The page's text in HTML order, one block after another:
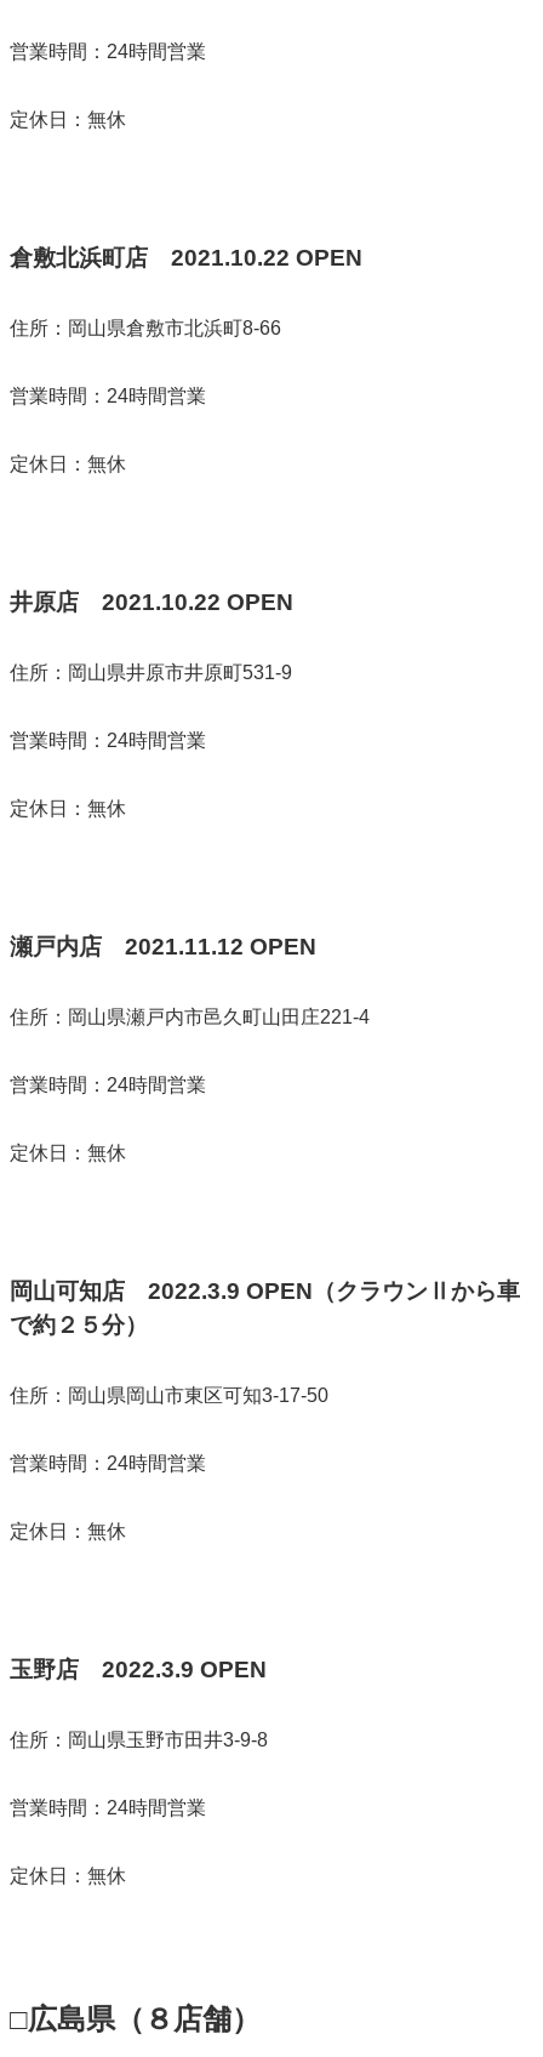
営業時間：24時間営業
定休日：無休
倉敷北浜町店 2021.10.22 OPEN
住所：岡山県倉敷市北浜町8-66
営業時間：24時間営業
定休日：無休
井原店 2021.10.22 OPEN
住所：岡山県井原市井原町531-9
営業時間：24時間営業
定休日：無休
瀬戸内店 2021.11.12 OPEN
住所：岡山県瀬戸内市邑久町山田庄221-4
営業時間：24時間営業
定休日：無休
岡山可知店 2022.3.9 OPEN（クラウンⅡから車
で約２５分）
住所：岡山県岡山市東区可知3-17-50
営業時間：24時間営業
定休日：無休
玉野店 2022.3.9 OPEN
住所：岡山県玉野市田井3-9-8
営業時間：24時間営業
定休日：無休
□広島県（８店舗）